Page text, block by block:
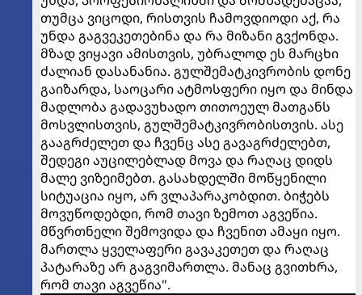
თუმცა ვიცოდი, რისთვის ჩამოვდიოდი აქ, რა
უნდა გაგვეკეთებინა და რა მიზანი გვქონდა.
მზად ვიყავი ამისთვის, უბრალოდ ეს მარცხი
ძალიან დასანანია. გულშემატკივრობის დონე
გაიზარდა, საოცარი ატმოსფერი იყო და მინდა
მადლობა გადავუხადო თითოეულ მათგანს
მოსვლისთვის, გულშემატკივრობისთვის. ასე
გააგრძელეთ და ჩვენც ასე გავაგრძელებთ,
შედეგი აუცილებლად მოვა და რაღაც დიდს
მალე ვიზეიმებთ. გასახდელში მოწყენილი
სიტუაცია იყო, არ ვლაპარაკობდით. ბიჭებს
მოვუწოდებდი, რომ თავი ზემოთ აგვეწია.
მწვრთნელი შემოვიდა და ჩვენით ამაყი იყო.
მართლა ყველაფერი გავაკეთეთ და რაღაც
პატარაზე არ გაგვიმართლა. მანაც გვითხრა,
რომ თავი აგვეწია".